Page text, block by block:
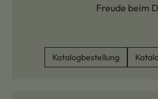
Freude beim
Katalogbestellung